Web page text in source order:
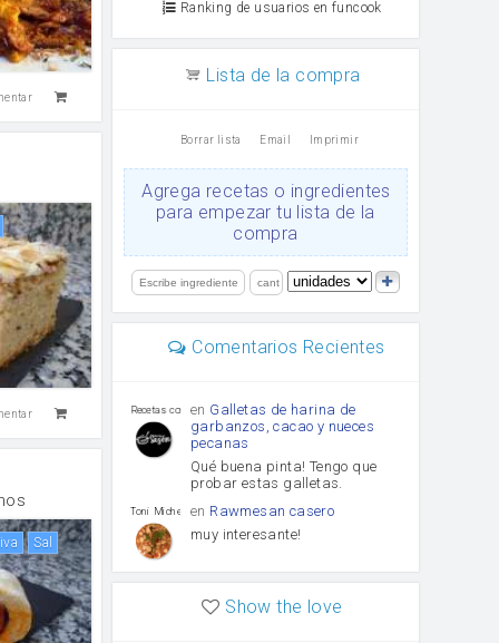
sal
Ranking de usuarios en funcook
Lista de la compra
Borrar lista Email Imprimir
Agrega recetas o ingredientes
para empezar tu lista de la
compra
Comentarios Recientes
Recetas con sazon
en Galletas de harina de
garbanzos, cacao y nueces
pecanas
Qué buena pinta! Tengo que
probar estas galletas.
Toni Michel Caubet
en Rawmesan casero
muy interesante!
HOJALDROSA TV
enLasaña casera fácil y
rápidaShow the love